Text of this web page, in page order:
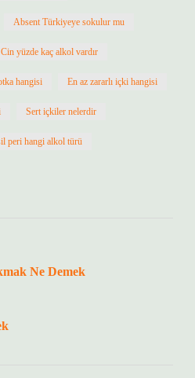
Absent Türkiyeye sokulur mu
Cin yüzde kaç alkol vardır
hangisi En az zararlı içki hangisi
Sert içkiler nelerdir
peri hangi alkol türü
Ne Demek